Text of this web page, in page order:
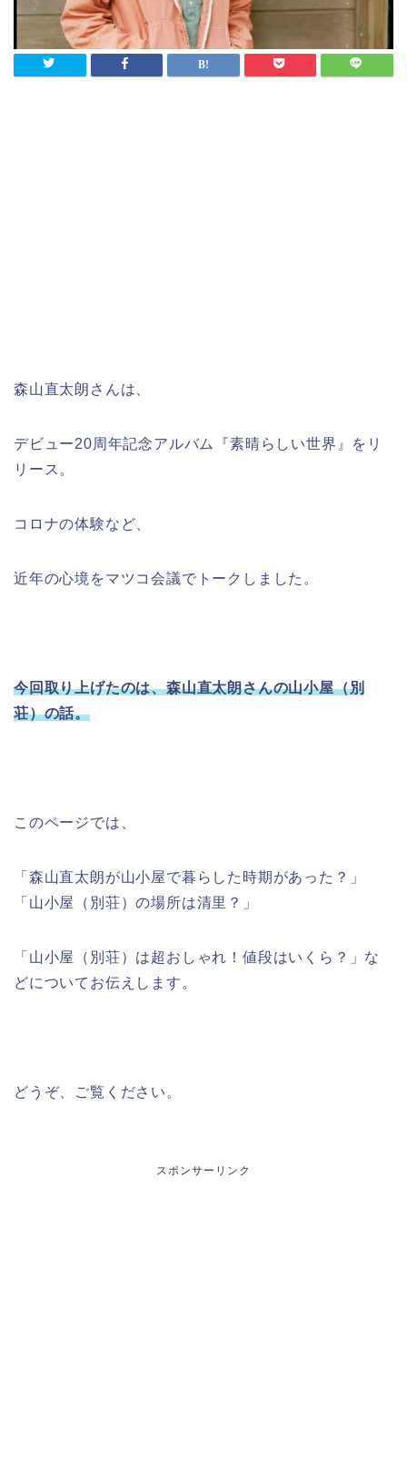
森山直太朗さんは、
デビュー20周年記念アルバム『素晴らしい世界』をリ
リース。
コロナの体験など、
近年の心境をマツコ会議でトークしました。
今回取り上げたのは、森山直太朗さんの山小屋（別
荘）の話。
このページでは、
「森山直太朗が山小屋で暮らした時期があった？」
「山小屋（別荘）の場所は清里？」
「山小屋（別荘）は超おしゃれ！値段はいくら？」な
どについてお伝えします。
どうぞ、ご覧ください。
スポンサーリンク